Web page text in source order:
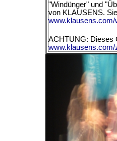
"Windünger" und
von KLAUSENS.
www.klausens.com/
ACHTUNG: Dieses
www.klausens.com/